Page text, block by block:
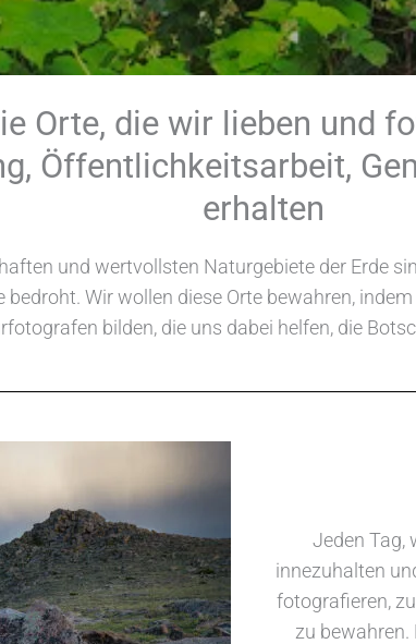
Orte, die wir lieben und
Öffentlichkeitsarbeit,
erhalten
und wertvollsten Naturgebiete der Erde
bedroht. Wir wollen diese Orte bewahren,
bilden, die uns dabei helfen, die
Jeden Tag,
innezuhalten
fotografieren,
zu